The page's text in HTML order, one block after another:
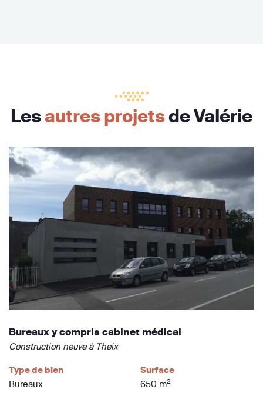
Lesautres projetsde Valérie
Bureaux y compris cabinet médical
Construction neuve à Theix
Type de bien
Bureaux
Surface
650 m2